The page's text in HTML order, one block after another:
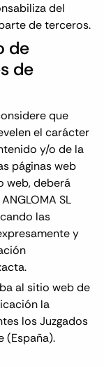
del
de terceros.
de
de
que
el carácter
y/o de la
páginas web
web, deberá
SL
las
y
al sitio web de
la
los Juzgados
(España).